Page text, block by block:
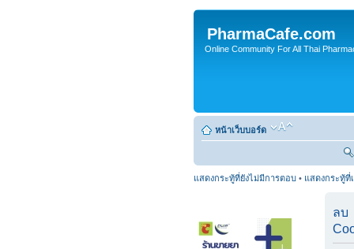
PharmaCafe.com
Online Community For All Thai
หน้าเว็บบอร์ด
แสดงกระทู้ที่ยังไม่มีการตอบ • แสดงกระทู้ที่
ลบ